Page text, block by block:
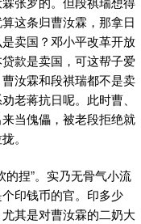
这条归曹汝霖，那拿日
卖国？邓小平改革开放
款是卖国，可这帮子爱
汝霖和段祺瑞都不是卖
老蒋抗日呢。此时曹、
当傀儡，被老段拒绝就
。
捏”。实乃无骨气小流
印钱币的官。印多少
其是对曹汝霖的二奶大